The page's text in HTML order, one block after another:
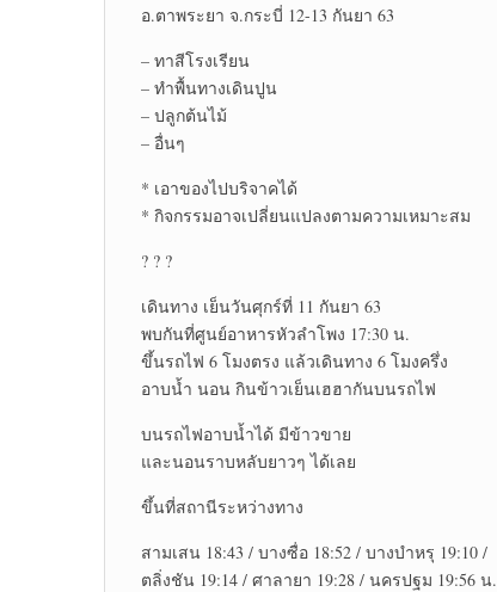
อ.ตาพระยา จ.กระบี่ 12-13 กันยา 63
– ทาสีโรงเรียน
– ทำพื้นทางเดินปูน
– ปลูกต้นไม้
– อื่นๆ
* เอาของไปบริจาคได้
* กิจกรรมอาจเปลี่ยนแปลงตามความเหมาะสม
? ? ?
เดินทาง เย็นวันศุกร์ที่ 11 กันยา 63
พบกันที่ศูนย์อาหารหัวลำโพง 17:30 น.
ขึ้นรถไฟ 6 โมงตรง แล้วเดินทาง 6 โมงครึ่ง
อาบน้ำ นอน กินข้าวเย็นเฮฮากันบนรถไฟ
บนรถไฟอาบน้ำได้ มีข้าวขาย
และนอนราบหลับยาวๆ ได้เลย
ขึ้นที่สถานีระหว่างทาง
สามเสน 18:43 / บางซื่อ 18:52 / บางบำหรุ 19:10 /
ตลิ่งชัน 19:14 / ศาลายา 19:28 / นครปฐม 19:56 น.